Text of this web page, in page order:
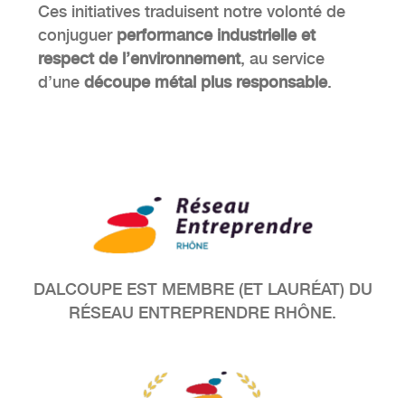
Ces initiatives traduisent notre volonté de
conjuguer performance industrielle et
respect de l’environnement, au service
d’unedécoupe métal plus responsable.
DALCOUPE EST MEMBRE (ET LAURÉAT) DU
RÉSEAU ENTREPRENDRE RHÔNE.